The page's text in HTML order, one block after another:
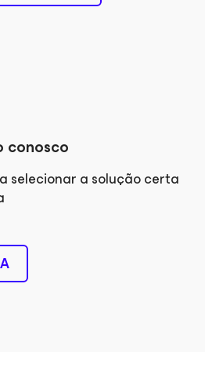
conosco
selecionar a solução certa